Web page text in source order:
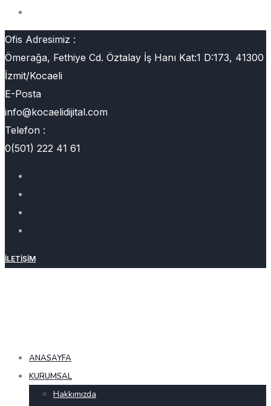
Ofis Adresimiz :
Ömerağa, Fethiye Cd. Öztalay İş Hanı Kat:1 D:173, 41300
İzmit/Kocaeli
E-Posta
info@kocaelidijital.com
Telefon :
0(501) 222 41 61
İLETIŞIM
ANASAYFA
KURUMSAL
Hakkımızda